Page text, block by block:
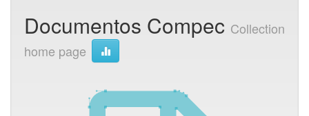
Documentos Compec Collection
home page